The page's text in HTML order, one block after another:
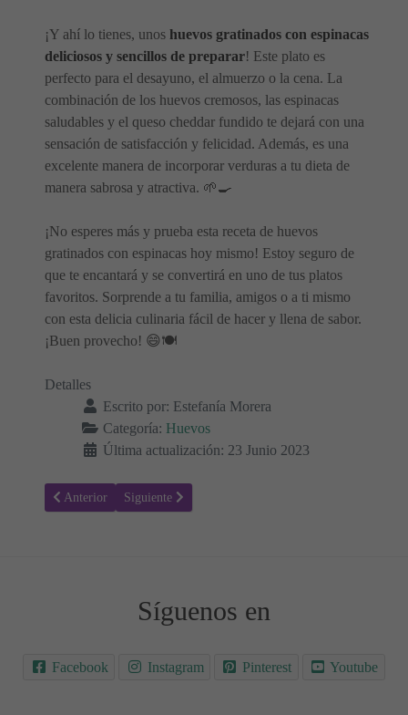
¡Y ahí lo tienes, unos huevos gratinados con espinacas
deliciosos y sencillos de preparar! Este plato es
perfecto para el desayuno, el almuerzo o la cena. La
combinación de los huevos cremosos, las espinacas
saludables y el queso cheddar fundido te dejará con una
sensación de satisfacción y felicidad. Además, es una
excelente manera de incorporar verduras a tu dieta de
manera sabrosa y atractiva. 🌱🍳
¡No esperes más y prueba esta receta de huevos
gratinados con espinacas hoy mismo! Estoy seguro de
que te encantará y se convertirá en uno de tus platos
favoritos. Sorprende a tu familia, amigos o a ti mismo
con esta delicia culinaria fácil de hacer y llena de sabor.
¡Buen provecho! 😄🍽️
Detalles
Escrito por: Estefanía Morera
Categoría: Huevos
Última actualización: 23 Junio 2023
Artículo anterior: Huevos revueltos con salchichas y bacon: Recetas
Anterior Artículo siguiente: Pimientos rellenos de tortilla:
Siguiente
Síguenos en
Facebook Instagram Pinterest Youtube